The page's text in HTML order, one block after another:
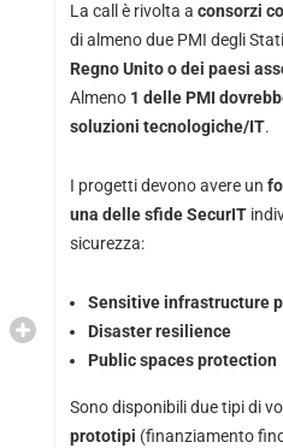
La call è rivolta a consorzi
di almeno due PMI degli
Regno Unito o dei paesi
Almeno 1 delle PMI
soluzioni tecnologiche/IT.
I progetti devono avere un
una delle sfide SecurIT
sicurezza:
Sensitive infrastructure
Disaster resilience
Public spaces protection
Sono disponibili due tipi di
prototipi (finanziamento